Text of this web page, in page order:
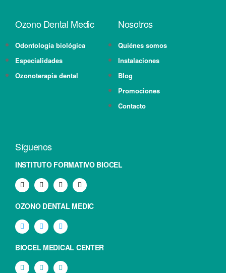
Ozono Dental Medic
Odontología biológica
Especialidades
Ozonoterapia dental
Nosotros
Quiénes somos
Instalaciones
Blog
Promociones
Contacto
Síguenos
INSTITUTO FORMATIVO BIOCEL
OZONO DENTAL MEDIC
BIOCEL MEDICAL CENTER